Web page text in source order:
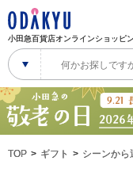
小田急百貨店オンラインショッピ
TOP ギフト シーンから